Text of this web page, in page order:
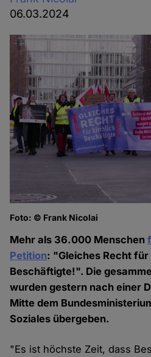
06.03.2024
Foto: © Frank Nicolai
Mehr als 36.000 Menschen
Petition: "Gleiches Recht
Beschäftigte!". Die
wurden gestern nach einer
Mitte dem
Soziales übergeben.
"Es ist höchste Zeit, dass